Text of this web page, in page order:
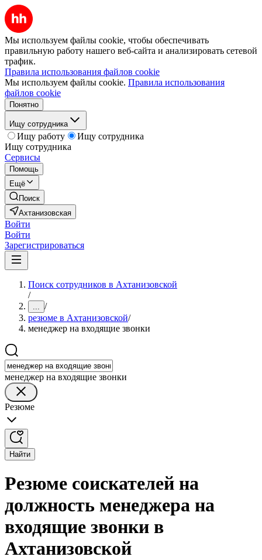
Мы используем файлы cookie, чтобы обеспечивать
правильную работу нашего веб-сайта и анализировать сетевой
трафик.
Правила использования файлов cookie
Мы используем файлы cookie. Правила использования
файлов cookie
Понятно
Ищу сотрудника
Ищу работу
Ищу сотрудника
Ищу сотрудника
Сервисы
Помощь
Ещё
Поиск
Ахтанизовская
Войти
Войти
Зарегистрироваться
Поиск сотрудников в Ахтанизовской
/
... /
резюме в Ахтанизовской/
менеджер на входящие звонки
менеджер на входящие звонки
Резюме
Найти
Резюме соискателей на
должность менеджера на
входящие звонки в
Ахтанизовской